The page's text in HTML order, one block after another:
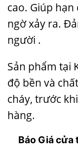
cao. Giúp
ngờ xảy ra.
người .
Sản phẩm tại
độ bền và
cháy, trước
hàng.
Báo Giá cửa